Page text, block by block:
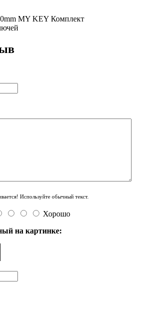
MY KEY Комплект
Используйте обычный текст.
Хорошо
на картинке: